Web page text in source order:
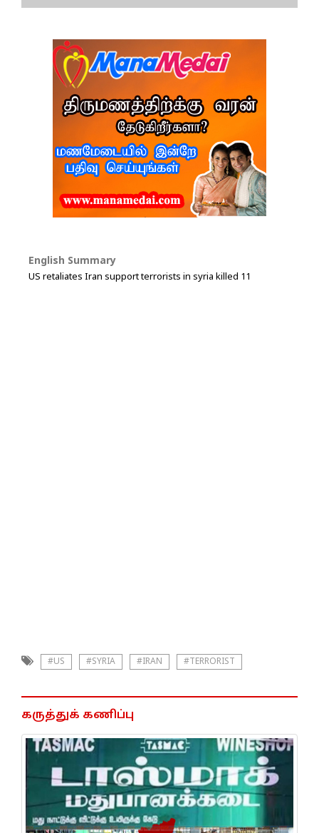
English Summary
US retaliates Iran support terrorists in syria killed 11
#US #SYRIA #IRAN #TERRORIST
கருத்துக் கணிப்பு